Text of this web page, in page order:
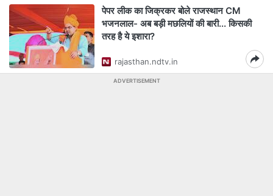
पेपर लीक का जिक्रकर बोले राजस्थान CM
भजनलाल- अब बड़ी मछलियों की बारी... किसकी
तरह है ये इशारा?
rajasthan.ndtv.in
ADVERTISEMENT